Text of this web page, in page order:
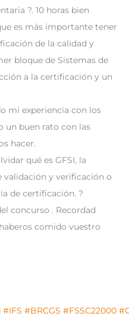
?. 10 horas bien
es más importante tener
de la calidad y
bloque de Sistemas de
a la certificación y un
mi experiencia con los
un buen rato con las
hacer.
qué es GFSI, la
validación y verificación o
de certificación. ?
concurso . Recordad
comido vuestro
#IFS #BRCGS #FSSC22000